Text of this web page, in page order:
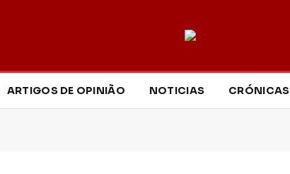
ARTIGOS DE OPINIÃO NOTICIAS CRÓNICAS